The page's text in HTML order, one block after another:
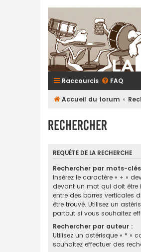
Raccourcis FAQ
Accueil du forum
Rechercher
REQUÊTE DE LA RECHERCHE
Rechercher par mots-
Insérez le caractère « + »
devant un mot qui doit être
entre des barres verticales
être trouvé. Utilisez un
partout si vous souhaitez
Rechercher par auteur :
Utilisez un astérisque « * »
souhaitez effectuer des